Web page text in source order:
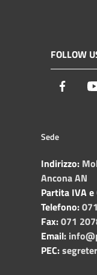
FOLLOW
Sede
Indirizzo:
Ancona AN
Partita IVA
Telefono:
Fax:071
Email:
PEC: